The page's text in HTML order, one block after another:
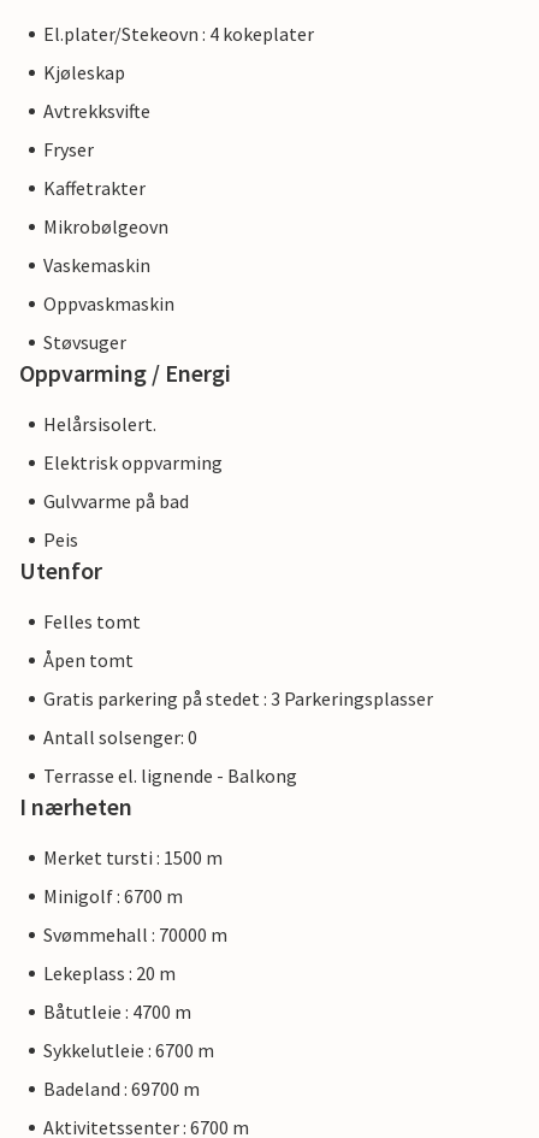
El.plater/Stekeovn : 4 kokeplater
Kjøleskap
Avtrekksvifte
Fryser
Kaffetrakter
Mikrobølgeovn
Vaskemaskin
Oppvaskmaskin
Støvsuger
Oppvarming / Energi
Helårsisolert.
Elektrisk oppvarming
Gulvvarme på bad
Peis
Utenfor
Felles tomt
Åpen tomt
Gratis parkering på stedet : 3 Parkeringsplasser
Antall solsenger: 0
Terrasse el. lignende - Balkong
I nærheten
Merket tursti : 1500 m
Minigolf : 6700 m
Svømmehall : 70000 m
Lekeplass : 20 m
Båtutleie : 4700 m
Sykkelutleie : 6700 m
Badeland : 69700 m
Aktivitetssenter : 6700 m